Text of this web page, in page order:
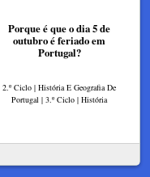
Porque é que o dia 5 de
outubro é feriado em
Portugal?
2.º Ciclo | História E Geografia De
Portugal | 3.º Ciclo | História